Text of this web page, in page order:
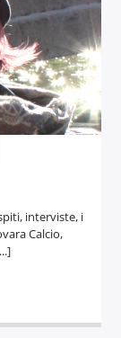
interviste, i
Calcio,